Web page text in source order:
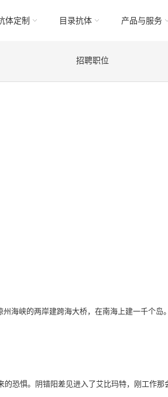
体定制 目录抗体 产品与服务
招聘职位
海峡的两岸建跨海大桥，在南海上建一千个岛。
恐惧。阴错阳差见进入了艾比玛特，刚工作